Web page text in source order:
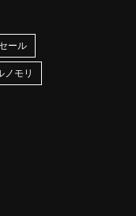
ール
ノモリ